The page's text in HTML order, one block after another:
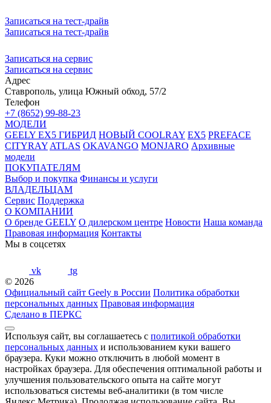
Записаться на тест-драйв
Записаться на тест-драйв
Записаться на сервис
Записаться на сервис
Адрес
Ставрополь, улица Южный обход, 57/2
Телефон
+7 (8652) 99-88-23
МОДЕЛИ
GEELY EX5 ГИБРИД НОВЫЙ COOLRAY EX5 PREFACE
CITYRAY ATLAS OKAVANGO MONJARO Архивные
модели
ПОКУПАТЕЛЯМ
Выбор и покупка Финансы и услуги
ВЛАДЕЛЬЦАМ
Сервис Поддержка
О КОМПАНИИ
О бренде GEELY О дилерском центре Новости Наша команда
Правовая информация Контакты
Мы в соцсетях
vk
tg
© 2026
Официальный сайт Geely в России Политика обработки
персональных данных Правовая информация
Сделано в ПЕРКС
Используя сайт, вы соглашаетесь с политикой обработки
персональных данных и использованием куки вашего
браузера. Куки можно отключить в любой момент в
настройках браузера. Для обеспечения оптимальной работы и
улучшения пользовательского опыта на сайте могут
использоваться системы веб-аналитики (в том числе